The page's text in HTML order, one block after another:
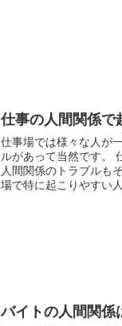
仕事の人間関係で
仕事場では様々な人が
ルがあって当然です。 仕事をしていると大変な事が沢山ありますが、
人間関係のトラブルも
場で特に起こりやすい
バイトの人間関